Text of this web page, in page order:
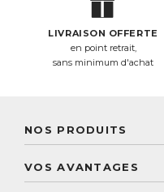
LIVRAISON OFFERTE
en point retrait,
sans minimum d'achat
NOS PRODUITS
VOS AVANTAGES